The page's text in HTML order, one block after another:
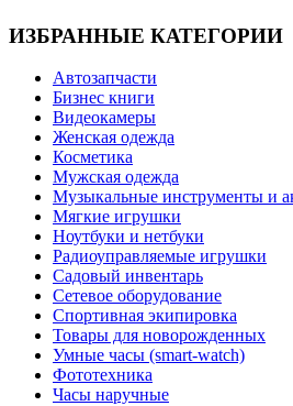
ИЗБРАННЫЕ КАТЕГОРИИ
Автозапчасти
Бизнес книги
Видеокамеры
Женская одежда
Косметика
Мужская одежда
Музыкальные инструменты и
Мягкие игрушки
Ноутбуки и нетбуки
Радиоуправляемые игрушки
Садовый инвентарь
Сетевое оборудование
Спортивная экипировка
Товары для новорожденных
Умные часы (smart-watch)
Фототехника
Часы наручные